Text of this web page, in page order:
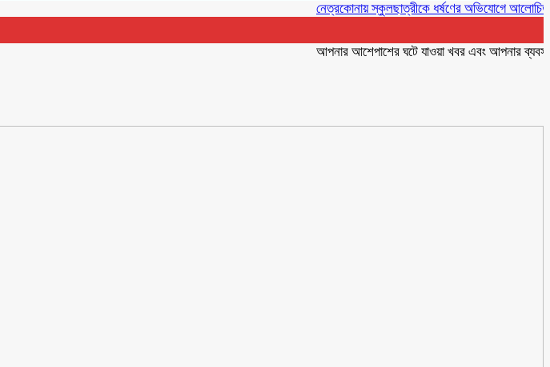
নেত্রকোনায় স্কুলছাত্রীকে ধর্ষণের অভিযোগে আলোচিত
আপনার আশেপাশের ঘটে যাওয়া খবর এবং আপনার ব্যবসার